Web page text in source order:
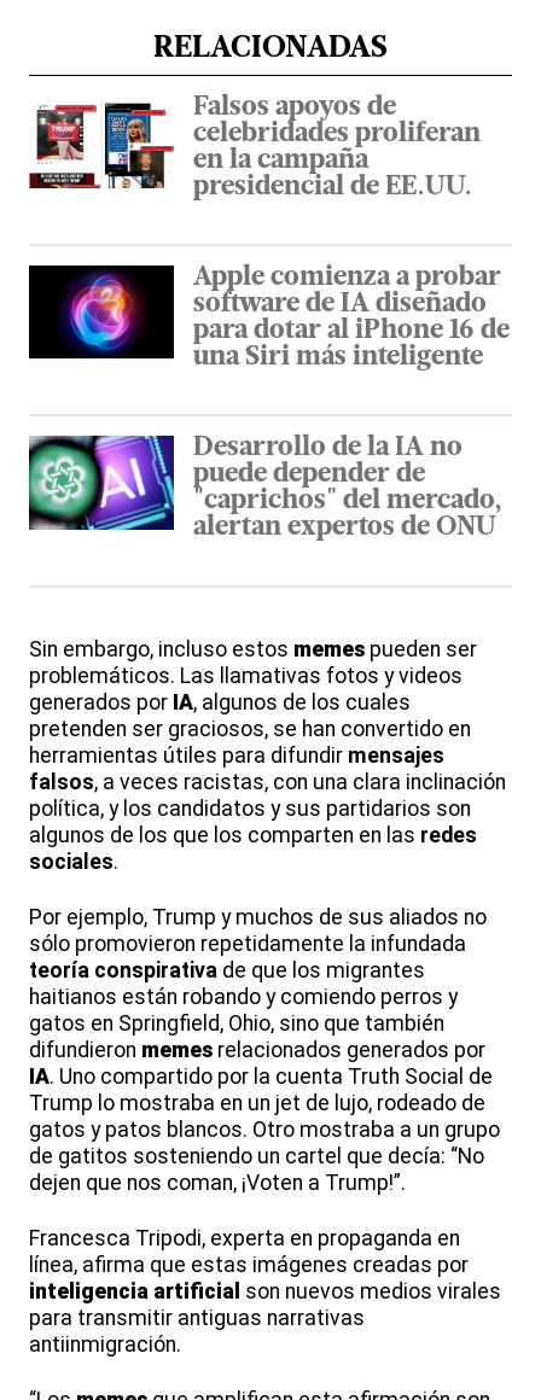
RELACIONADAS
Falsos apoyos de
celebridades proliferan
en la campaña
presidencial de EE.UU.
Apple comienza a probar
software de IA diseñado
para dotar al iPhone 16 de
una Siri más inteligente
Desarrollo de la IA no
puede depender de
"caprichos" del mercado,
alertan expertos de ONU
Sin embargo, incluso estos memes pueden ser
problemáticos. Las llamativas fotos y videos
generados por IA, algunos de los cuales
pretenden ser graciosos, se han convertido en
herramientas útiles para difundir mensajes
falsos, a veces racistas, con una clara inclinación
política, y los candidatos y sus partidarios son
algunos de los que los comparten en las redes
sociales.
Por ejemplo, Trump y muchos de sus aliados no
sólo promovieron repetidamente la infundada
teoría conspirativa de que los migrantes
haitianos están robando y comiendo perros y
gatos en Springfield, Ohio, sino que también
difundieron memes relacionados generados por
IA. Uno compartido por la cuenta Truth Social de
Trump lo mostraba en un jet de lujo, rodeado de
gatos y patos blancos. Otro mostraba a un grupo
de gatitos sosteniendo un cartel que decía: “No
dejen que nos coman, ¡Voten a Trump!”.
Francesca Tripodi, experta en propaganda en
línea, afirma que estas imágenes creadas por
inteligencia artificial son nuevos medios virales
para transmitir antiguas narrativas
antiinmigración.